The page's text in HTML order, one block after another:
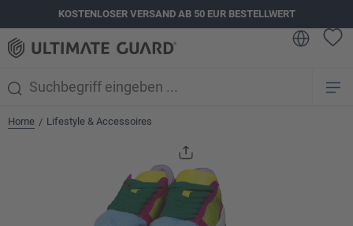
springenKOSTENLOSER VERSAND AB 50 EUR BESTELLWERT
Home / Lifestyle & Accessoires